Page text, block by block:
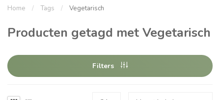
Home / Tags / Vegetarisch
Producten getagd met Vegetarisch
Filters